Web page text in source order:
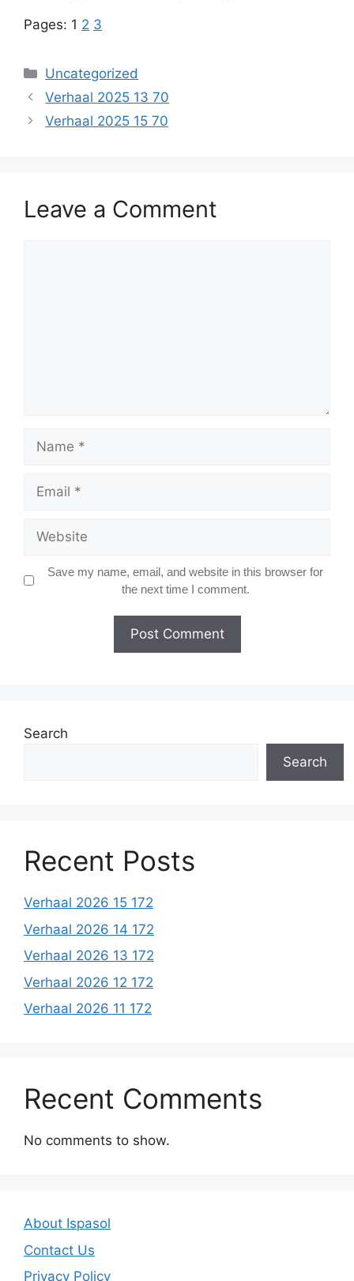
Pages: 1 2 3
Categories
Uncategorized
Verhaal 2025 13 70
Verhaal 2025 15 70
Leave a Comment
Save my name, email, and website in this browser for
the next time I comment.
Search
Search
Recent Posts
Verhaal 2026 15 172
Verhaal 2026 14 172
Verhaal 2026 13 172
Verhaal 2026 12 172
Verhaal 2026 11 172
Recent Comments
No comments to show.
About Ispasol
Contact Us
Privacy Policy